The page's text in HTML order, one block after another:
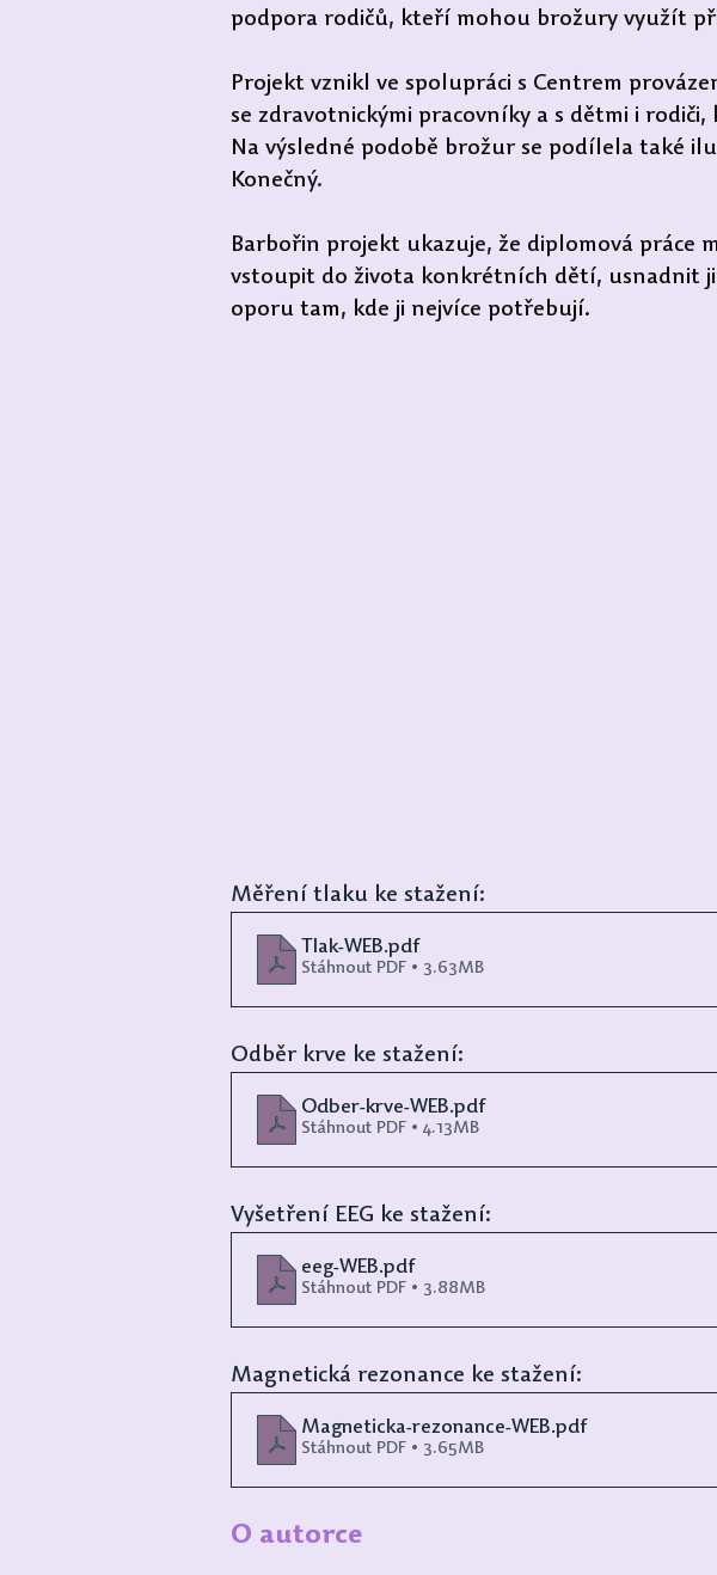
podpora rodičů, kteří mohou brožury využít
Projekt vznikl ve spolupráci s Centrem
se zdravotnickými pracovníky a s dětmi i
Na výsledné podobě brožur se podílela také
Konečný.
Barbořin projekt ukazuje, že diplomová práce
vstoupit do života konkrétních dětí, usnadnit
oporu tam, kde ji nejvíce potřebují.
Měření tlaku ke stažení:
Tlak-WEB.pdf
Stáhnout PDF • 3.63MB
Odběr krve ke stažení:
Odber-krve-WEB.pdf
Stáhnout PDF • 4.13MB
Vyšetření EEG ke stažení:
eeg-WEB.pdf
Stáhnout PDF • 3.88MB
Magnetická rezonance ke stažení:
Magneticka-rezonance-WEB.pdf
Stáhnout PDF • 3.65MB
O autorce